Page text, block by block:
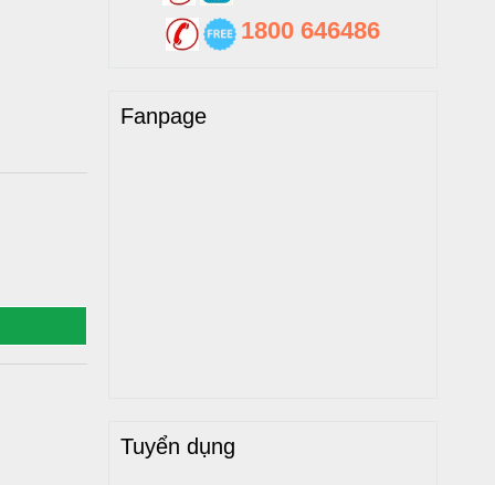
1800 646486
Fanpage
Tuyển dụng